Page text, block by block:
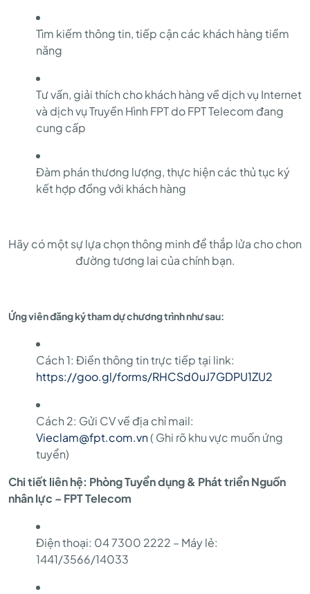
Tìm kiếm thông tin, tiếp cận các khách hàng tiềm
năng
Tư vấn, giải thích cho khách hàng về dịch vụ Internet
và dịch vụ Truyền Hình FPT do FPT Telecom đang
cung cấp
Đàm phán thương lượng, thực hiện các thủ tục ký
kết hợp đồng với khách hàng
Hãy có một sự lựa chọn thông minh để thắp lửa cho chon
đường tương lai của chính bạn.
Ứng viên đăng ký tham dự chương trình như sau:
Cách 1: Điền thông tin trực tiếp tại link:
https://goo.gl/forms/RHCSd0uJ7GDPU1ZU2
Cách 2: Gửi CV về địa chỉ mail:
Vieclam@fpt.com.vn( Ghi rõ khu vực muốn ứng
tuyển)
Chi tiết liên hệ: Phòng Tuyển dụng & Phát triển Nguồn
nhân lực – FPT Telecom
Điện thoại: 04 7300 2222 – Máy lẻ:
1441/3566/14033